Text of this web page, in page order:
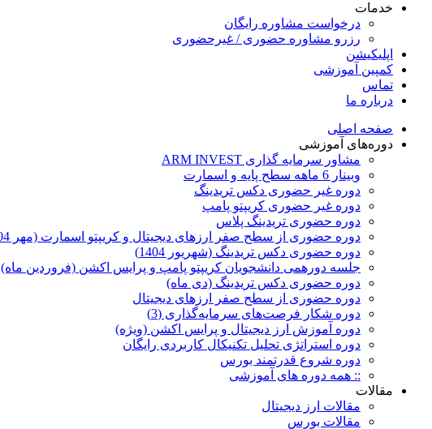
خدمات
درخواست مشاوره رایگان
رزرو مشاوره حضوری / غیرحضوری
اپلیکیشن
کمپین آموزشی
تماس
درباره ما
صفحه اصلی
دوره‌های آموزشی
مشاور سرمایه گذاری ARM INVEST
وبینار 6 ماهه سطح پایه و اسمارت
دوره غیر حضوری دکس تریدینگ
دوره غیر حضوری کریپتو پامپ
دوره حضوری تریدینگ پلاس
دوره حضوری از سطح صفر ارزهای دیجیتال و کریپتو اسمارت (مهر 1404)
دوره حضوری دکس تریدینگ (شهریور 1404)
جلسه دورهمی دانشجویان کریپتو پامپ و پرایس اکشن (فروردین ماه)
دوره حضوری دکس تریدینگ (دی ماه)
دوره حضوری از سطح صفر ارزهای دیجیتال
دوره شکار فرصت‌های سرمایه‌گذاری (3)
دوره آموزش ارز دیجیتال و پرایس اکشن (ویژه)
دوره استراتژی تحلیل تکنیکال کاربردی رایگان
دوره شروع قدرتمند بورس
:: همه دوره های آموزشی
مقالات
مقالات ارز دیجیتال
مقالات بورس